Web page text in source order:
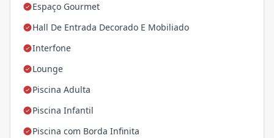
Espaço Gourmet
Hall De Entrada Decorado E Mobiliado
Interfone
Lounge
Piscina Adulta
Piscina Infantil
Piscina com Borda Infinita